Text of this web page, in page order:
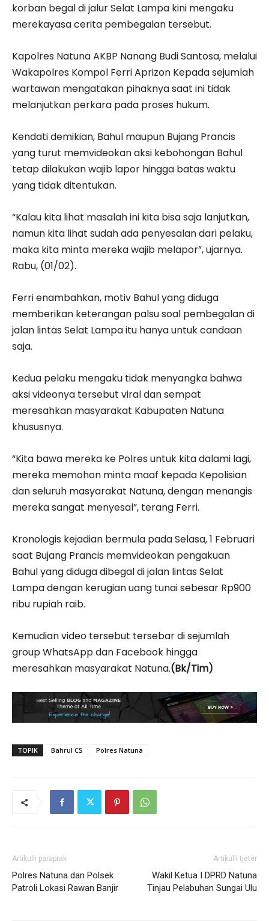
korban begal di jalur Selat Lampa kini mengaku
merekayasa cerita pembegalan tersebut.
Kapolres Natuna AKBP Nanang Budi Santosa, melalui
Wakapolres Kompol Ferri Aprizon Kepada sejumlah
wartawan mengatakan pihaknya saat ini tidak
melanjutkan perkara pada proses hukum.
Kendati demikian, Bahul maupun Bujang Prancis
yang turut memvideokan aksi kebohongan Bahul
tetap dilakukan wajib lapor hingga batas waktu
yang tidak ditentukan.
“Kalau kita lihat masalah ini kita bisa saja lanjutkan,
namun kita lihat sudah ada penyesalan dari pelaku,
maka kita minta mereka wajib melapor”, ujarnya.
Rabu, (01/02).
Ferri enambahkan, motiv Bahul yang diduga
memberikan keterangan palsu soal pembegalan di
jalan lintas Selat Lampa itu hanya untuk candaan
saja.
Kedua pelaku mengaku tidak menyangka bahwa
aksi videonya tersebut viral dan sempat
meresahkan masyarakat Kabupaten Natuna
khususnya.
“Kita bawa mereka ke Polres untuk kita dalami lagi,
mereka memohon minta maaf kepada Kepolisian
dan seluruh masyarakat Natuna, dengan menangis
mereka sangat menyesal”, terang Ferri.
Kronologis kejadian bermula pada Selasa, 1 Februari
saat Bujang Prancis memvideokan pengakuan
Bahul yang diduga dibegal di jalan lintas Selat
Lampa dengan kerugian uang tunai sebesar Rp900
ribu rupiah raib.
Kemudian video tersebut tersebar di sejumlah
group WhatsApp dan Facebook hingga
meresahkan masyarakat Natuna.(Bk/Tim)
TOPIK Bahrul CS Polres Natuna
Artikulli paraprak
Polres Natuna dan Polsek
Patroli Lokasi Rawan Banjir
Artikulli tjetër
Wakil Ketua I DPRD Natuna
Tinjau Pelabuhan Sungai Ulu